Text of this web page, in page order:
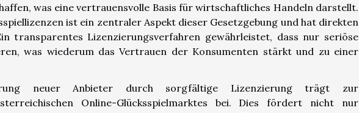
was eine vertrauensvolle Basis für wirtschaftliches Handeln darstellt.
ist ein zentraler Aspekt dieser Gesetzgebung und hat direkten
transparentes Lizenzierungsverfahren gewährleistet, dass nur seriöse
was wiederum das Vertrauen der Konsumenten stärkt und zu einer
neuer Anbieter durch sorgfältige Lizenzierung trägt zur
Online-Glücksspielmarktes bei. Dies fördert nicht nur